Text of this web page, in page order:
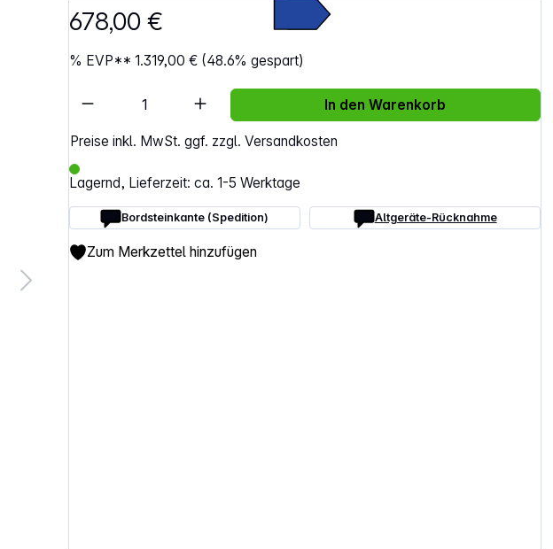
678,00 €
% EVP**1.319,00 € (48.6% gespart)
Preise inkl. MwSt. ggf. zzgl. Versandkosten
Lagernd, Lieferzeit: ca. 1-5 Werktage
Bordsteinkante (Spedition) Altgeräte-Rücknahme
Artikel Anzahl: Gib den gewünschten Wert ein
In den Warenkorb
Zum Merkzettel hinzufügen